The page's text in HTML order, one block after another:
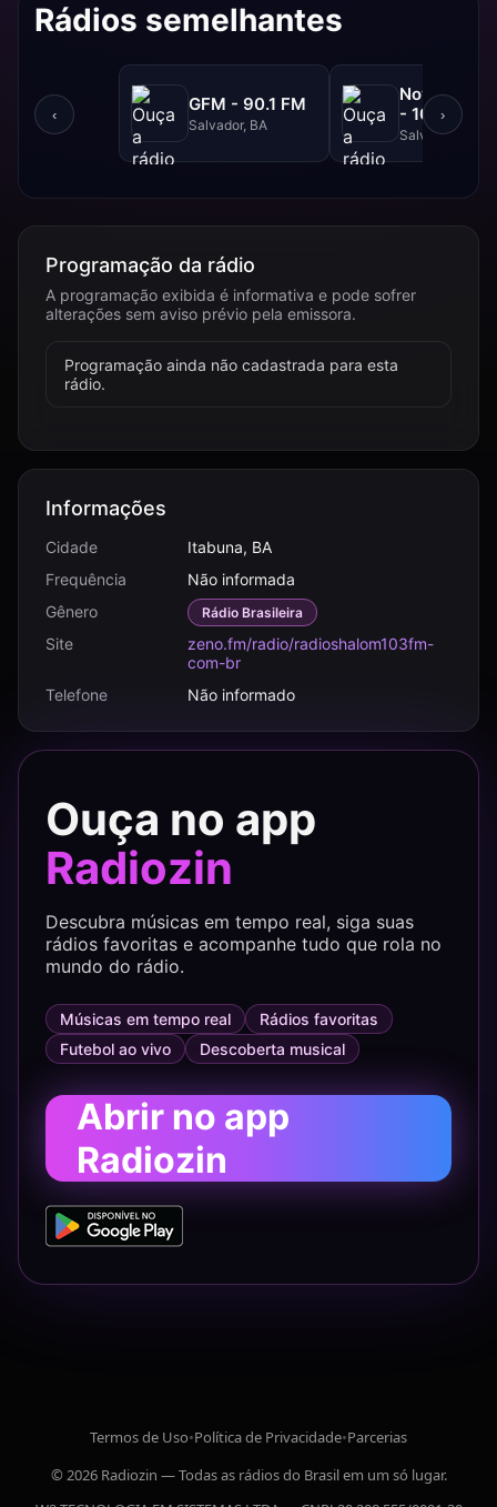
Rádios semelhantes
‹
GFM - 90.1 FM
Salvador, BA
NovaBrasil
- 104.7 FM
Salvador, BA
›
Programação da rádio
A programação exibida é informativa e pode sofrer
alterações sem aviso prévio pela emissora.
Programação ainda não cadastrada para esta
rádio.
Informações
Cidade
Itabuna, BA
Frequência
Não informada
Gênero
Rádio Brasileira
Site
zeno.fm/radio/radioshalom103fm-
com-br
Telefone
Não informado
Ouça no app
Radiozin
Descubra músicas em tempo real, siga suas
rádios favoritas e acompanhe tudo que rola no
mundo do rádio.
Músicas em tempo real
Rádios favoritas
Futebol ao vivo
Descoberta musical
Abrir no app
Radiozin
Termos de Uso•Política de Privacidade•Parcerias
© 2026 Radiozin — Todas as rádios do Brasil em um só lugar.